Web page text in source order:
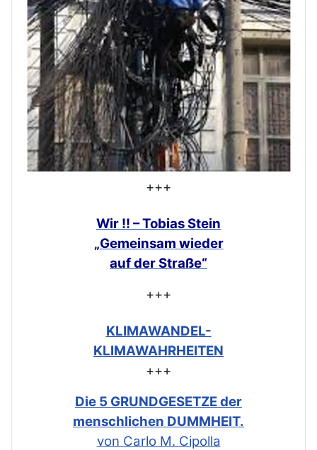
+++
Wir !! – Tobias Stein
„Gemeinsam wieder
auf der Straße“
+++
KLIMAWANDEL-
KLIMAWAHRHEITEN
+++
Die 5 GRUNDGESETZE der
menschlichen DUMMHEIT.
von Carlo M. Cipolla